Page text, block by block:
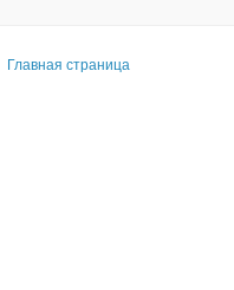
Главная страница